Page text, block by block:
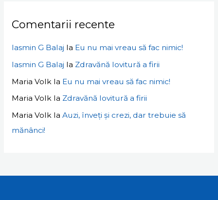
Comentarii recente
Iasmin G Balaj la Eu nu mai vreau să fac nimic!
Iasmin G Balaj la Zdravănă lovitură a firii
Maria Volk la Eu nu mai vreau să fac nimic!
Maria Volkla Zdravănă lovitură a firii
Maria Volkla Auzi, înveți și crezi, dar trebuie să
mănânci!